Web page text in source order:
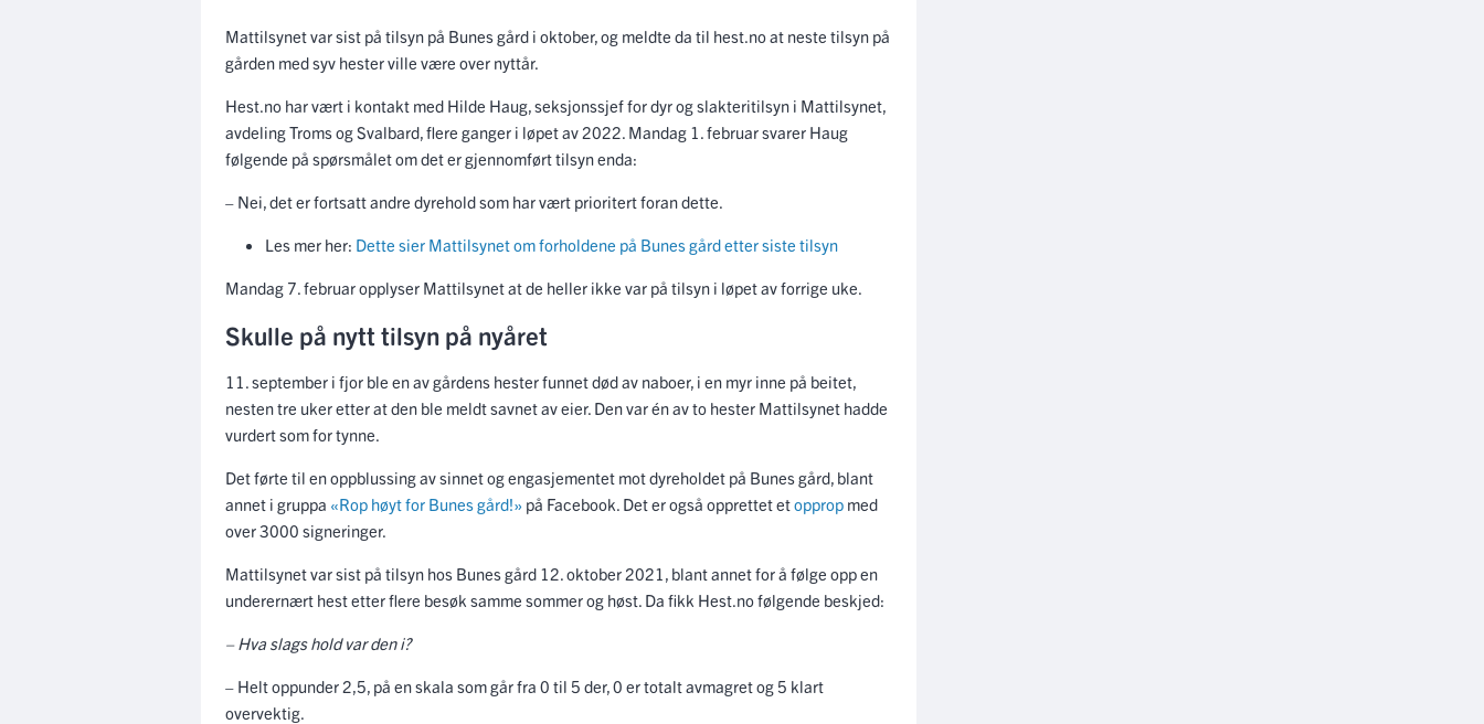
Mattilsynet var sist på tilsyn på Bunes gård i oktober, og meldte da til hest.no at neste tilsyn på
gården med syv hester ville være over nyttår.
Hest.no har vært i kontakt med Hilde Haug, seksjonssjef for dyr og slakteritilsyn i Mattilsynet,
avdeling Troms og Svalbard, flere ganger i løpet av 2022. Mandag 1. februar svarer Haug
følgende på spørsmålet om det er gjennomført tilsyn enda:
– Nei, det er fortsatt andre dyrehold som har vært prioritert foran dette.
Les mer her: Dette sier Mattilsynet om forholdene på Bunes gård etter siste tilsyn
Mandag 7. februar opplyser Mattilsynet at de heller ikke var på tilsyn i løpet av forrige uke.
Skulle på nytt tilsyn på nyåret
11. september i fjor ble en av gårdens hester funnet død av naboer, i en myr inne på beitet,
nesten tre uker etter at den ble meldt savnet av eier. Den var én av to hester Mattilsynet hadde
vurdert som for tynne.
Det førte til en oppblussing av sinnet og engasjementet mot dyreholdet på Bunes gård, blant
annet i gruppa «Rop høyt for Bunes gård!» på Facebook. Det er også opprettet etopprop med
over 3000 signeringer.
Mattilsynet var sist på tilsyn hos Bunes gård 12. oktober 2021, blant annet for å følge opp en
underernært hest etter flere besøk samme sommer og høst. Da fikk Hest.no følgende beskjed:
– Hva slags hold var den i?
– Helt oppunder 2,5, på en skala som går fra 0 til 5 der, 0 er totalt avmagret og 5 klart
overvektig.